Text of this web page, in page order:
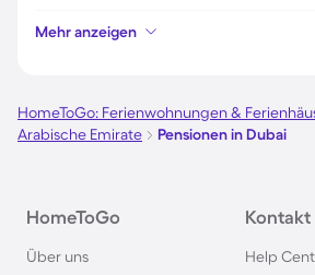
Pensionen in Hamburg
Pensionen in Berlin
Pensionen in Oberstdorf
Mehr anzeigen
HomeToGo: Ferienwohnungen &
Arabische Emirate
Pensionen in Dubai
HomeToGo
Über uns
Kontakt
Help